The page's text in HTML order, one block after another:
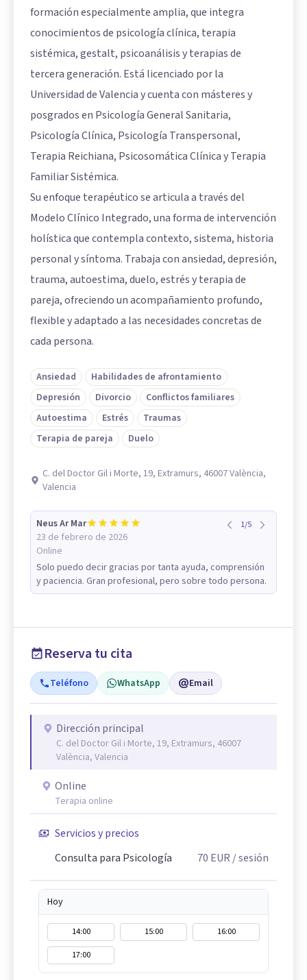
formación especialmente amplia, que integra
conocimientos de psicología clínica, terapia
sistémica, gestalt, psicoanálisis y terapias de
tercera generación. Está licenciado por la
Universidad de Valencia y cuenta con másteres y
posgrados en Psicología General Sanitaria,
Psicología Clínica, Psicología Transpersonal,
Terapia Reichiana, Psicosomática Clínica y Terapia
Familiar Sistémica.
Su enfoque terapéutico se articula a través del
Modelo Clínico Integrado, una forma de intervención
holística que contempla contexto, sistema, historia
personal y síntoma. Trabaja con ansiedad, depresión,
trauma, autoestima, duelo, estrés y terapia de
pareja, ofreciendo un acompañamiento profundo,
flexible y adaptado a las necesidades concretas de
cada persona.
Ansiedad
Habilidades de afrontamiento
Depresión
Divorcio
Conflictos familiares
Autoestima
Estrés
Traumas
Terapia de pareja
Duelo
C. del Doctor Gil i Morte, 19, Extramurs, 46007 València,
Valencia
Neus Ar Mar
23 de febrero de 2026
Online
1/5
Solo puedo decir gracias por tanta ayuda, comprensión
y paciencia. Gran profesional, pero sobre todo persona.
Reserva tu cita
Teléfono WhatsApp Email
Dirección principal
C. del Doctor Gil i Morte, 19, Extramurs, 46007
València, Valencia
Online
Terapia online
Servicios y precios
Consulta para Psicología
70 EUR / sesión
Hoy
14:00 15:00
16:00
17:00